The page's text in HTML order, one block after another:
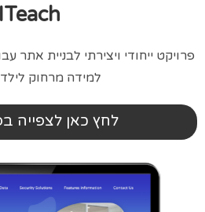
ITeach
פרויקט ייחודי ויצירתי לבניית אתר
למידה מרחוק
לחץ כאן לצפייה